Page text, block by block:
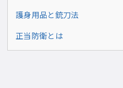
護身用品と銃刀法
正当防衛とは